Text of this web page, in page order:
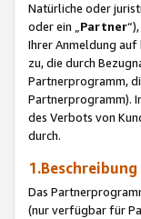
Natürliche oder
oder ein „Partner
Ihrer Anmeldung
zu, die durch
Partnerprogramm,
Partnerprogramm).
des Verbots von
durch.
Das
(nur verfügbar für